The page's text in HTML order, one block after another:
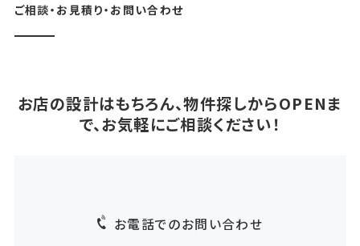
ご相談・お見積り・お問い合わせ
お店の設計はもちろん、物件探しからOPENま
で、お気軽にご相談ください！
お電話でのお問い合わせ